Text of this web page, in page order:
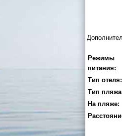
Режимы
питания:
Тип отеля:
Тип
На пляже: